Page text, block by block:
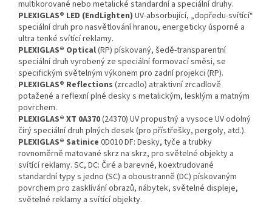
multikorované nebo metalické standardní a speciální druhy.
PLEXIGLAS® LED (EndLighten) UV-absorbující, „dopředu-svítící“
speciální druh pro nasvětlování hranou, energeticky úsporné a
ultra tenké svítící reklamy.
PLEXIGLAS® Optical(RP) pískovaný, šedě-transparentní
speciální druh vyrobený ze speciální formovací směsi, se
specifickým světelným výkonem pro zadní projekci (RP).
PLEXIGLAS® Reflections (zrcadlo) atraktivní zrcadlově
potažené a reflexní plné desky s metalickým, lesklým a matným
povrchem.
PLEXIGLAS® XT 0A370(24370) UV propustný a vysoce UV odolný
čirý speciální druh plných desek (pro přístřešky, pergoly, atd.).
PLEXIGLAS® Satinice 0D010 DF: Desky, tyče a trubky
rovnoměrně matované skrz na skrz, pro světelné objekty a
svítící reklamy. SC, DC: Čiré a barevné, koextrudované
standardní typy s jedno (SC) a oboustranně (DC) pískovaným
povrchem pro zasklívání obrazů, nábytek, světelné displeje,
světelné reklamy a svítící objekty.